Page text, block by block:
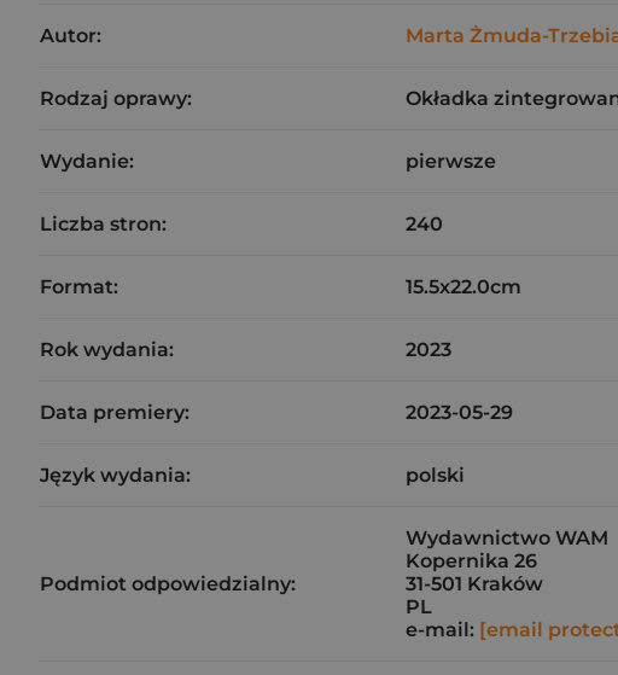
Autor: Marta Żmuda-
Rodzaj oprawy: Okładka
Wydanie: pierwsze
Liczba stron: 240
Format: 15.5x22.0cm
Rok wydania: 2023
Data premiery: 2023-05-29
Język wydania: polski
Podmiot odpowiedzialny:
Wydawnictwo WAM
Kopernika 26
31-501 Kraków
PL
e-mail: [email